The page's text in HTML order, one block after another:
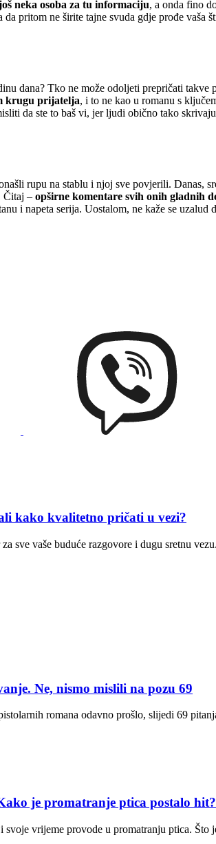
neka osoba za tu informaciju, a onda fino
pritom ne širite tajne svuda gdje prođe vaša
dana? Tko ne može odoljeti prepričati
krugu prijatelja, i to ne kao u romanu s
da ste to baš vi, jer ljudi obično tako
rupu na stablu i njoj sve povjerili. Danas,
Čitaj – opširne komentare svih onih gladnih
i napeta serija. Uostalom, ne kaže se
kako kvalitetno pričati u vezi?
sve vaše buduće razgovore i dugu sretnu
Ne, nismo mislili na pozu 69
romana odavno prošlo, slijedi 69
je promatranje ptica postalo hit?
vrijeme provode u promatranju ptica.